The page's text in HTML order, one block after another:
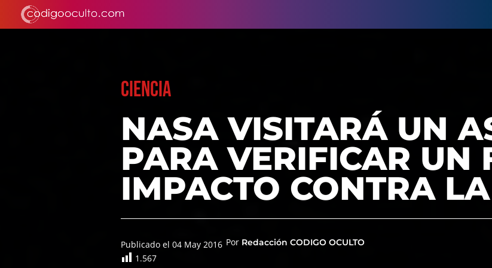
CIENCIA
NASA VISITARÁ UN
PARA VERIFICAR UN
IMPACTO CONTRA
Publicado el 04 May 2016 Por Redacción CODIGO OCULTO
1.567